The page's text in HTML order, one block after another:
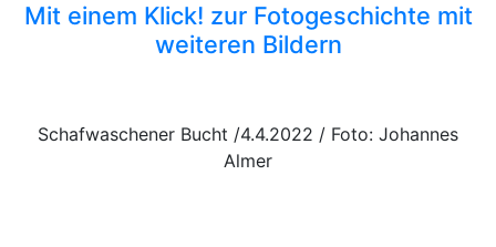
Mit einem Klick! zur Fotogeschichte mit
weiteren Bildern
Schafwaschener Bucht /4.4.2022 / Foto: Johannes
Almer